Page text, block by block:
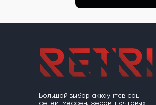
Большой выбор аккаунтов соц.
сетей, мессенджеров, почтовых